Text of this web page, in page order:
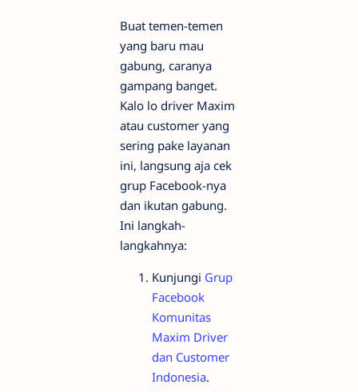
Buat temen-temen
yang baru mau
gabung, caranya
gampang banget.
Kalo lo driver Maxim
atau customer yang
sering pake layanan
ini, langsung aja cek
grup Facebook-nya
dan ikutan gabung.
Ini langkah-
langkahnya:
Kunjungi Grup
Facebook
Komunitas
Maxim Driver
dan Customer
Indonesia.